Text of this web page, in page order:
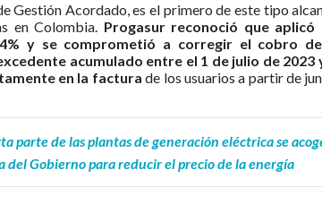
Gestión Acordado, es el primero de este tipo
en Colombia. Progasur reconoció que aplicó
y se comprometió a corregir el cobro
acumulado entre el 1 de julio de 2023
en la factura de los usuarios a partir de
parte de las plantas de generación eléctrica se
Gobierno para reducir el precio de la energía